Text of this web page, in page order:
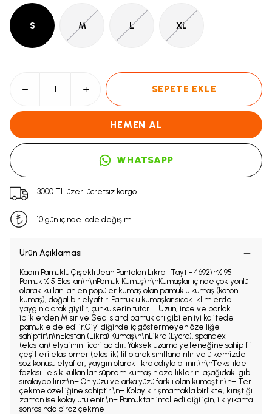
S M L XL
SEPETE EKLE
HEMEN AL
WHATSAPP
3000 TL üzeri ücretsiz kargo
10 gün içinde iade değişim
Ürün Açıklaması
Kadın Pamuklu Çişekli Jean Pantolon Likralı Tayt - 4692\n% 95
Pamuk % 5 Elastan\n\nPamuk Kumuş\n\nKumaşlar içinde çok yönlü
olarak kullanılan en popüler kumaş olan pamuklu kumaş (koton
kumaş), doğal bir elyaftır. Pamuklu kumaşlar sıcak iklimlerde
yaygın olarak giyilir, çünkü serin tutar. … Uzun, ince ve parlak
ipliklerden Mısır ve Sea Island pamukları gibi en iyi kalitede
pamuk elde edilir.Giyildiğinde iç göstermeyen özelliğe
sahiptir\n\nElastan (Likra) Kumaş\n\nLikra (Lycra), spandex
(elastan) elyafının ticari adıdır. Yüksek uzama yeteneğine sahip lif
çeşitleri elastomer (elastik) lif olarak sınıflandırılır ve ülkemizde
söz konusu elyaflar, yaygın olarak likra adıyla bilinir.\n\nTekstilde
fazlası ile sık kullanılan süprem kumaşın özelliklerini aşağıdaki gibi
sıralayabiliriz:\n– Ön yüzü ve arka yüzü farklı olan kumaştır.\n– Ter
çekme özelliğine sahiptir.\n– Kolay kırışmamakla birlikte, kırıştığı
zaman ise kolay ütülenir.\n– Pamuktan imal edildiği için, ilk yıkama
sonrasında biraz çekme